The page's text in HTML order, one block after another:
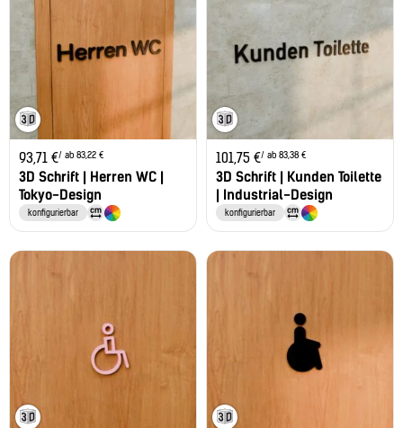
93,71 €/ ab 83,22 €
3D Schrift | Herren WC |
Tokyo-Design
konfigurierbar
101,75 €/ ab 83,38 €
3D Schrift | Kunden Toilette
| Industrial-Design
konfigurierbar